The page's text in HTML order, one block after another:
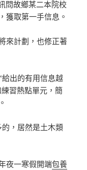
問故鄉某二本院校
獲取第一手信息。
來計劃，也修正著
出的有用信息越
習熱點單元，簡
。
，居然是土木類
夜一寒假開端包養